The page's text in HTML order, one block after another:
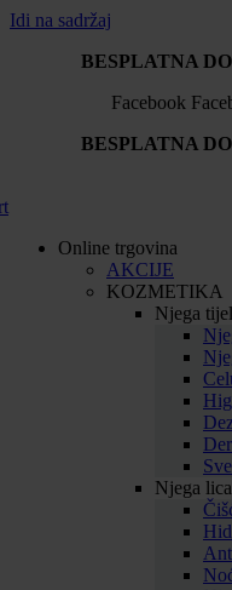
Idi na sadržaj
BESPLATNA
Facebook
BESPLATNA
Online trgovina
AKCIJE
KOZMETIKA
Njega
Njega lica